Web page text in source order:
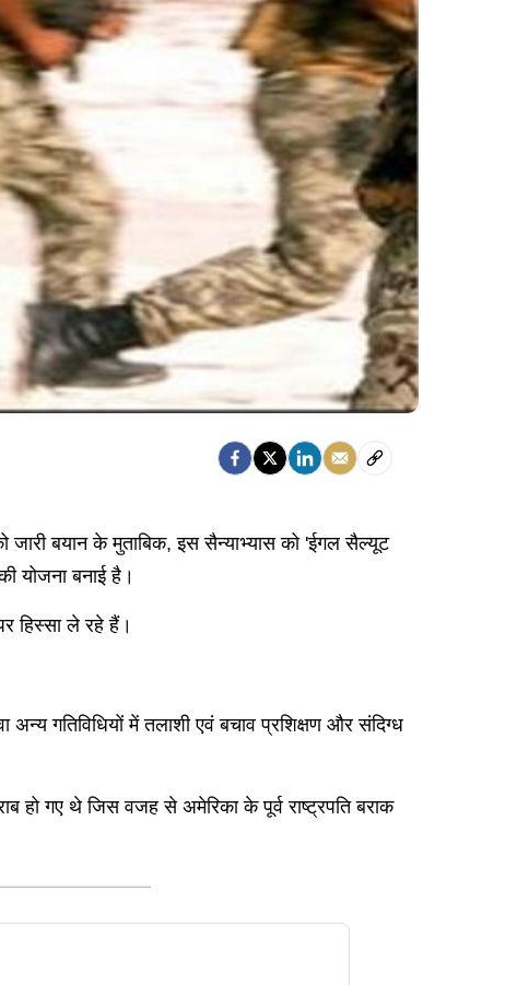
बयान के मुताबिक, इस सैन्याभ्यास को 'ईगल सैल्यूट
योजना बनाई है।
हिस्सा ले रहे हैं।
गतिविधियों में तलाशी एवं बचाव प्रशिक्षण और संदिग्ध
हो गए थे जिस वजह से अमेरिका के पूर्व राष्ट्रपति बराक